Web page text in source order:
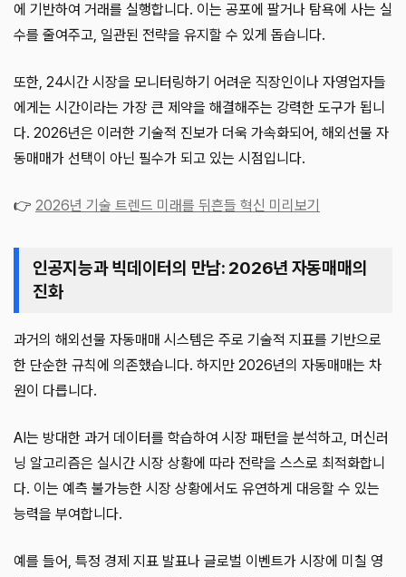
에 기반하여 거래를 실행합니다. 이는 공포에 팔거나 탐욕에 사는 실
수를 줄여주고, 일관된 전략을 유지할 수 있게 돕습니다.
또한, 24시간 시장을 모니터링하기 어려운 직장인이나 자영업자들
에게는 시간이라는 가장 큰 제약을 해결해주는 강력한 도구가 됩니
다. 2026년은 이러한 기술적 진보가 더욱 가속화되어, 해외선물 자
동매매가 선택이 아닌 필수가 되고 있는 시점입니다.
👉 2026년 기술 트렌드 미래를 뒤흔들 혁신 미리보기
인공지능과 빅데이터의 만남: 2026년 자동매매의
진화
과거의 해외선물 자동매매 시스템은 주로 기술적 지표를 기반으로
한 단순한 규칙에 의존했습니다. 하지만 2026년의 자동매매는 차
원이 다릅니다.
AI는 방대한 과거 데이터를 학습하여 시장 패턴을 분석하고, 머신러
닝 알고리즘은 실시간 시장 상황에 따라 전략을 스스로 최적화합니
다. 이는 예측 불가능한 시장 상황에서도 유연하게 대응할 수 있는
능력을 부여합니다.
예를 들어, 특정 경제 지표 발표나 글로벌 이벤트가 시장에 미칠 영